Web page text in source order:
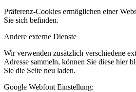
Präferenz-Cookies ermöglichen einer
Sie sich befinden.
Andere externe Dienste
Wir verwenden zusätzlich verschiedene
Adresse sammeln, können Sie diese hier
Sie die Seite neu laden.
Google Webfont Einstellung: